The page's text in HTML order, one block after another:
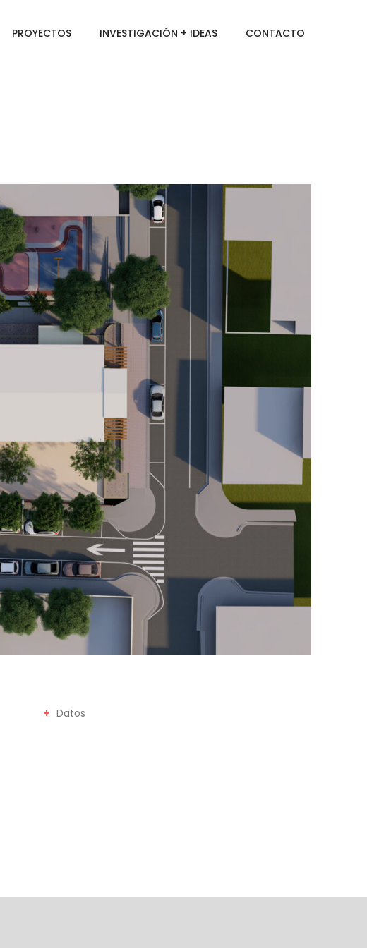
PROYECTOS INVESTIGACIÓN + IDEAS CONTACTO
Datos